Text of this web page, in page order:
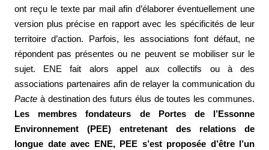
ont reçu le texte par mail afin d’élaborer éventuellement une
version plus précise en rapport avec les spécificités de leur
territoire d’action. Parfois, les associations font défaut, ne
répondent pas présentes ou ne peuvent se mobiliser sur le
sujet. ENE fait alors appel aux collectifs ou à des
associations partenaires afin de relayer la communication du
Pacte à destination des futurs élus de toutes les communes.
Les membres fondateurs de Portes de l’Essonne
Environnement (PEE) entretenant des relations de
longue date avec ENE, PEE s’est proposée d’être l’un